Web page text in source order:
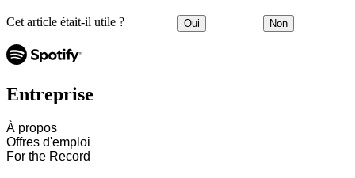
Cet article était-il utile ? Oui Non
Entreprise
À propos
Offres d'emploi
For the Record